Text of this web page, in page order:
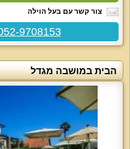
צור קשר עם בעל הוילה
052-9708153 - אבירם /
הבית במושבה מגדל